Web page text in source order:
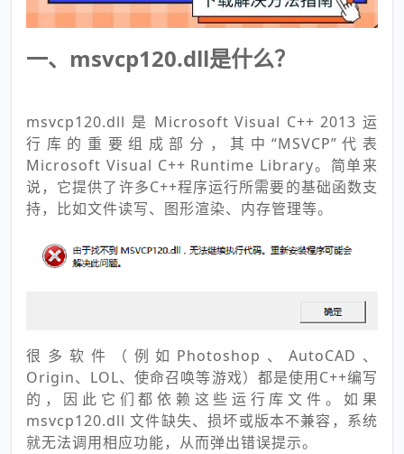
一、msvcp120.dll是什么？
msvcp120.dll 是 Microsoft Visual C++ 2013 运
行库的重要组成部分，其中“MSVCP”代表
Microsoft Visual C++ Runtime Library。简单来
说，它提供了许多C++程序运行所需要的基础函数支
持，比如文件读写、图形渲染、内存管理等。
很多软件（例如Photoshop、AutoCAD、
Origin、LOL、使命召唤等游戏）都是使用C++编写
的，因此它们都依赖这些运行库文件。如果
msvcp120.dll 文件缺失、损坏或版本不兼容，系统
就无法调用相应功能，从而弹出错误提示。